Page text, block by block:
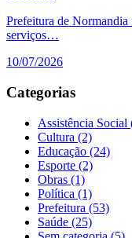
Prefeitura de
serviços…
10/07/2026
Categorias
Assistência Social
Cultura (2)
Educação (24)
Esporte (2)
Obras (1)
Política (1)
Prefeitura (53)
Saúde (25)